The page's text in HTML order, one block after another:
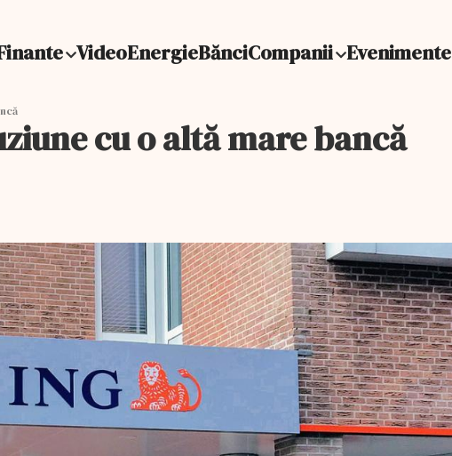
VideoEnergieBănciCompanii Evenimente
cu o altă mare bancă